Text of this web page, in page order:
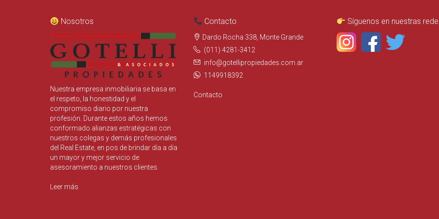
Nosotros
Nuestra empresa inmobiliaria se basa en
el respeto, la honestidad y el
compromiso diario por nuestra
profesión. Durante estos años hemos
conformado alianzas estratégicas con
nuestros colegas y demás profesionales
del Real Estate, en pos de brindar día a día
un mayor y mejor servicio de
asesoramiento a nuestros clientes.
Leer más
Contacto
Dardo Rocha 338, Monte Grande
(011) 4281-3412
info@gotellipropiedades.com.ar
1149918392
Contacto
Síguenos en nuestras